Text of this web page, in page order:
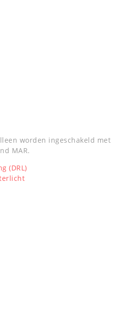
worden ingeschakeld met
MAR.
(DRL)